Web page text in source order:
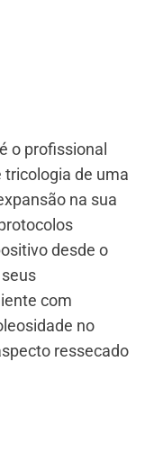
o profissional
tricologia de uma
na sua
desde o
com
no
ressecado